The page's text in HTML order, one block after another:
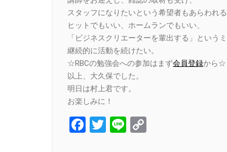
スタッフになりたいという希望者もあらわれる
ヒットでもいい、ホームランでもいい、
「ビジネスクリエーターを輩出する」という
継続的に活動を続けたい。
☆RBCの勉強会への参加はまず会員登録から☆
以上、大久保でした。
明日は村上君です。
お楽しみに！
Facebook
Twitter
Line